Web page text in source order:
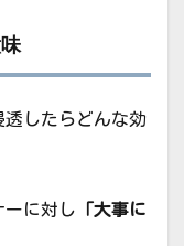
したらどんな効
ーに対し 「大事に